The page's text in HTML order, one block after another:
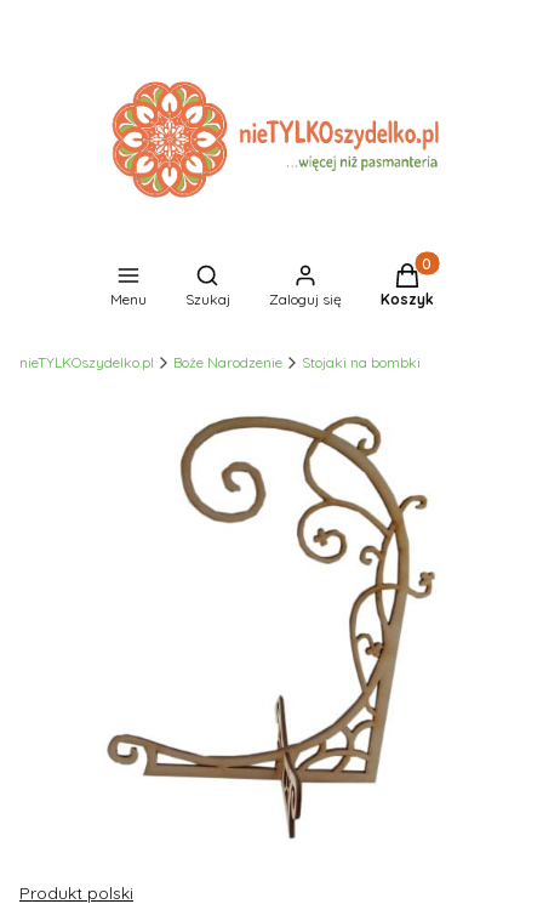
Menu
Otwórz wyszukiwarkę
Szukaj Zaloguj się
Produkty w
Koszyk
nieTYLKOszydelko.pl Boże Narodzenie Stojaki na bombki
Produkt polski